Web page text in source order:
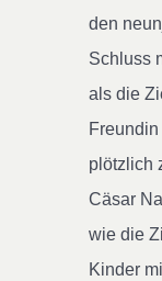
den
Schluss
als die
plötzlich
Cäsar
wie die
Kinder